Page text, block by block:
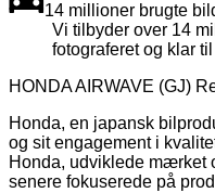
14 millioner brugte
Vi tilbyder over 14
fotograferet og klar
HONDA AIRWAVE (GJ)
Honda, en japansk
og sit engagement i
Honda, udviklede mærket
senere fokuserede på